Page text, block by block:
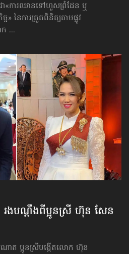
ា«ការឈាន​ទៅ​ហួសព្រំដែន ឬ
» នៃការត្រួតពិនិត្យតាម​ផ្លូវ​
...
ងបណ្ដឹង​ពី​ប្អូនស្រី ហ៊ុន សែន
ណាត ប្អូនស្រីបង្កើតលោក ហ៊ុន